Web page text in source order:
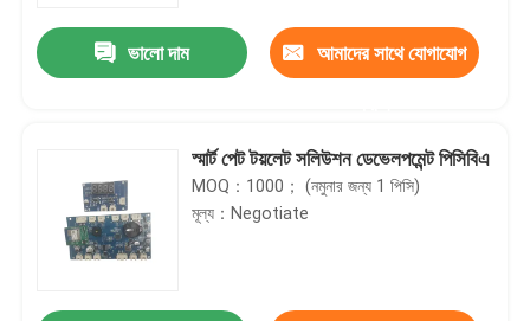
ভালো দাম আমাদের সাথে যোগাযোগ
স্মার্ট পেট টয়লেট সলিউশন ডেভেলপমেন্ট পিসিবিএ
MOQ：1000； (নমুনার জন্য 1 পিসি)
মূল্য：Negotiate